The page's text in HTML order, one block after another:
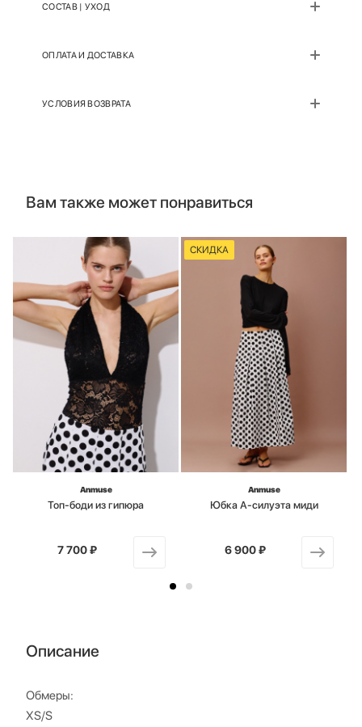
СОСТАВ | УХОД
ОПЛАТА И ДОСТАВКА
УСЛОВИЯ ВОЗВРАТА
Вам также может понравиться
Anmuse
Топ-боди из гипюра
от
7 700 ₽
СКИДКА
Anmuse
Юбка А-силуэта миди
от
6 900 ₽
Описание
Обмеры:
XS/S